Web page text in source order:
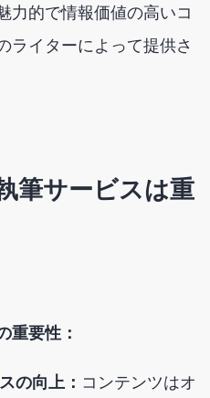
力的で情報価値の高いコ
ライターによって提供さ
筆サービスは重
重要性：
の向上： コンテンツはオ